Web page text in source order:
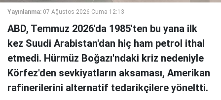
Yayınlanma: 07 Ağustos 2026 Cuma 12:13
ABD, Temmuz 2026'da 1985'ten bu yana ilk
kez Suudi Arabistan'dan hiç ham petrol ithal
etmedi. Hürmüz Boğazı'ndaki kriz nedeniyle
Körfez'den sevkiyatların aksaması, Amerikan
rafinerilerini alternatif tedarikçilere yöneltti.